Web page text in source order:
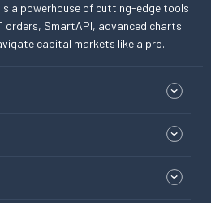
a powerhouse of cutting-edge tools
orders, SmartAPI, advanced charts
capital markets like a pro.